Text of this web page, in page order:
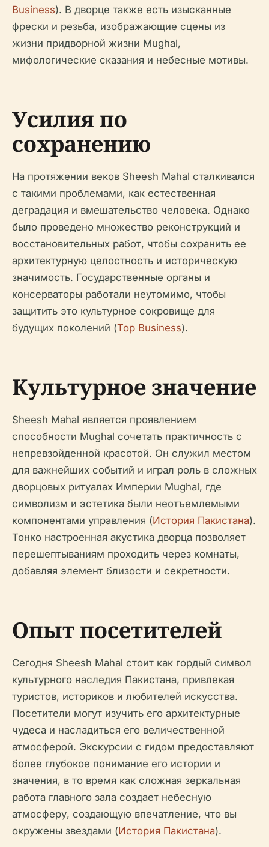
Business). В дворце также есть изысканные
фрески и резьба, изображающие сцены из
жизни придворной жизни Mughal,
мифологические сказания и небесные мотивы.
Усилия по
сохранению
На протяжении веков Sheesh Mahal сталкивался
с такими проблемами, как естественная
деградация и вмешательство человека. Однако
было проведено множество реконструкций и
восстановительных работ, чтобы сохранить ее
архитектурную целостность и историческую
значимость. Государственные органы и
консерваторы работали неутомимо, чтобы
защитить это культурное сокровище для
будущих поколений (Top Business).
Культурное значение
Sheesh Mahal является проявлением
способности Mughal сочетать практичность с
непревзойденной красотой. Он служил местом
для важнейших событий и играл роль в сложных
дворцовых ритуалах Империи Mughal, где
символизм и эстетика были неотъемлемыми
компонентами управления (История Пакистана).
Тонко настроенная акустика дворца позволяет
перешептываниям проходить через комнаты,
добавляя элемент близости и секретности.
Опыт посетителей
Сегодня Sheesh Mahal стоит как гордый символ
культурного наследия Пакистана, привлекая
туристов, историков и любителей искусства.
Посетители могут изучить его архитектурные
чудеса и насладиться его величественной
атмосферой. Экскурсии с гидом предоставляют
более глубокое понимание его истории и
значения, в то время как сложная зеркальная
работа главного зала создает небесную
атмосферу, создающую впечатление, что вы
окружены звездами (История Пакистана).